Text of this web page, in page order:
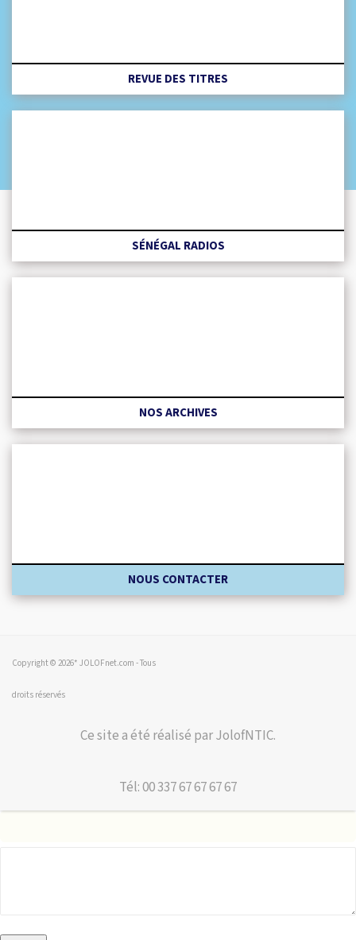
REVUE DES TITRES
SÉNÉGAL RADIOS
NOS ARCHIVES
NOUS CONTACTER
Copyright © 2026* JOLOFnet.com - Tous
droits réservés
Ce site a été réalisé par JolofNTIC.
Tél: 00 337 67 67 67 67